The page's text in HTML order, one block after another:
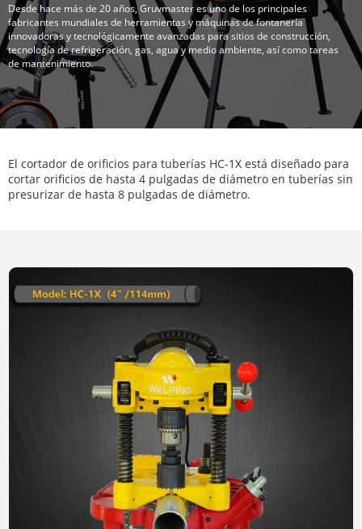
Desde hace más de 20 años, Gruvmaster es uno de los principales
fabricantes mundiales de herramientas y máquinas de fontanería
innovadoras y tecnológicamente avanzadas para sitios de construcción,
tecnología de refrigeración, gas, agua y medio ambiente, así como tareas
de mantenimiento.
El cortador de orificios para tuberías HC-1X está diseñado para
cortar orificios de hasta 4 pulgadas de diámetro en tuberías sin
presurizar de hasta 8 pulgadas de diámetro.